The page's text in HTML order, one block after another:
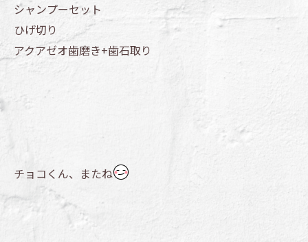
シャンプーセット
ひげ切り
アクアゼオ歯磨き+歯石取り
チョコくん、またね